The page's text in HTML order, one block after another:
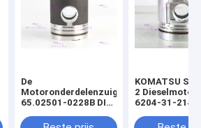
De
Motoronderdelenzuiger
65.02501-0228B DIA
DE08T
KOMATSU
2
6204-31-2141